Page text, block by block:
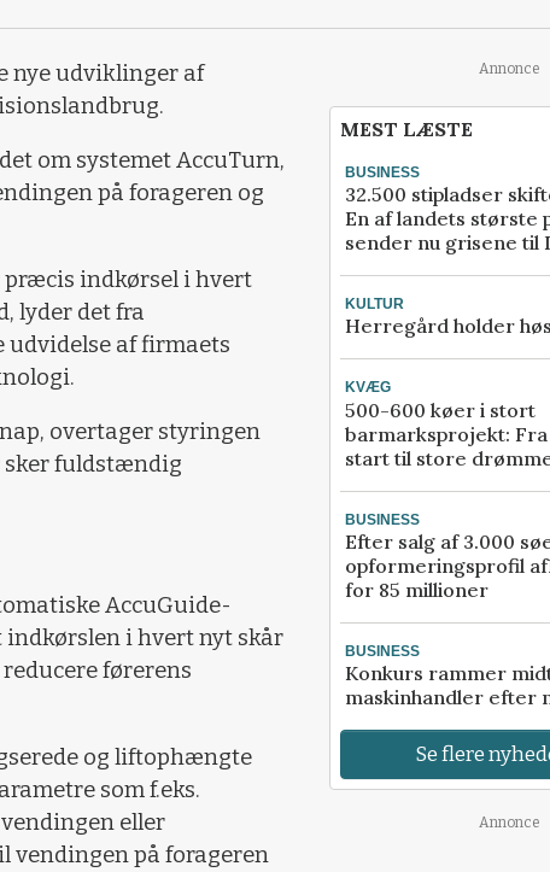
nye udviklinger af
om systemet AccuTurn,
på forageren og
præcis indkørsel i hvert
lyder det fra
af firmaets
overtager styringen
sker fuldstændig
AccuGuide-
indkørslen i hvert nyt skår
førerens
og liftophængte
som f.eks.
eller
vendingen på forageren
Annonce
MEST LÆSTE
BUSINESS
32.500 stipladser
En af landets største
sender nu grisene til
KULTUR
Herregård holder
KVÆG
500-600 køer i stort
barmarksprojekt:
start til store
BUSINESS
Efter salg af 3.000
opformeringsprofil
for 85 millioner
BUSINESS
Konkurs rammer
maskinhandler efter
Se flere
Annonce